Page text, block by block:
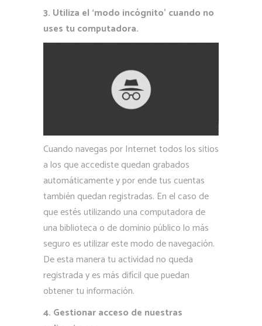
3. Utiliza el ‘modo incógnito’ cuando no
uses tu computadora.
Cuando navegas por Internet todos los sitios
a los que accediste quedan grabados
automáticamente y por ende tus cuentas
también quedan registradas. En el caso de
que estés utilizando una computadora de
una biblioteca o de dominio público lo más
seguro es utilizar este modo de navegación.
De esta manera tu actividad no queda
registrada y es más difícil que puedan
obtener tu información.
4. Gestionar acceso de nuestras